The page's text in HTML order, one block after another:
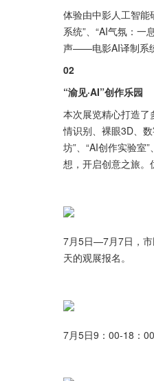
体验由中影人工智
系统”、“AI气氛：
声——电影AI译制系
02
“渝见·AI”创作乐园
本次展览精心打造了
情识别、裸眼3D、
坊”、“AI创作实验室
想，开启创意之旅。
7月5日—7月7日，市
天的观展报名。
7月5日9：00-18：